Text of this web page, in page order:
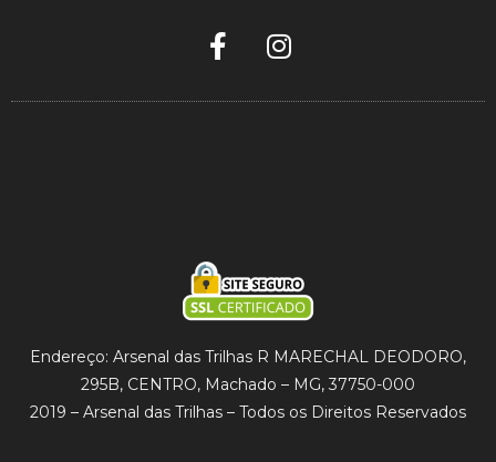
Endereço: Arsenal das Trilhas R MARECHAL DEODORO,
295B, CENTRO, Machado – MG, 37750-000
2019 – Arsenal das Trilhas – Todos os Direitos Reservados